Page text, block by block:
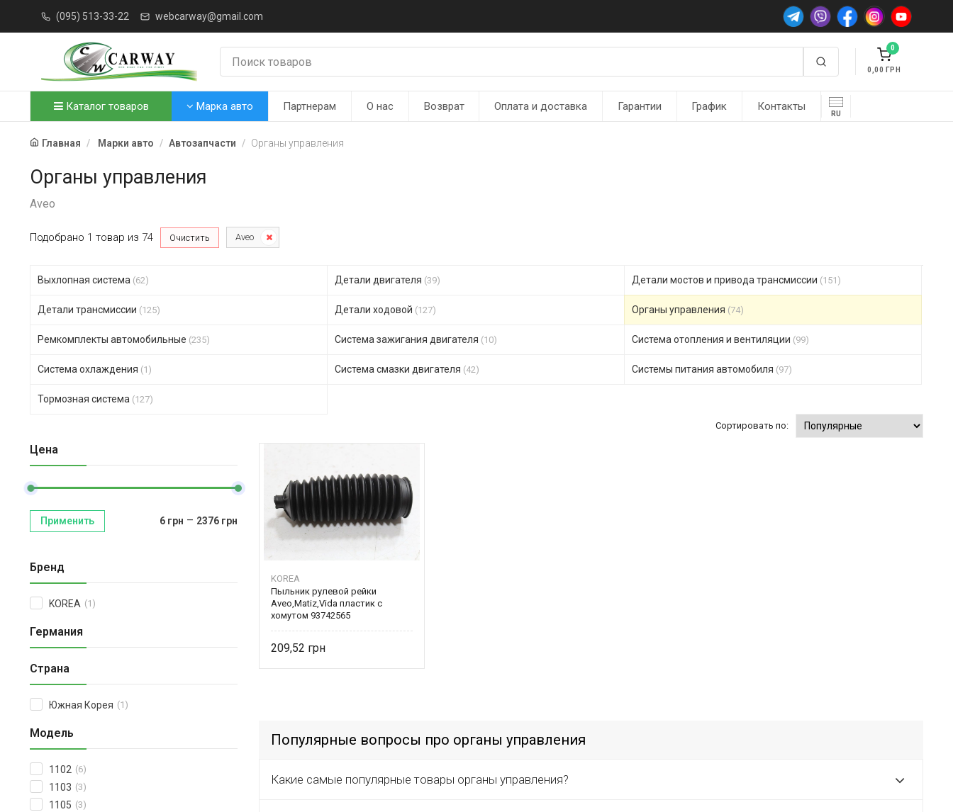
(095) 513-33-22 webcarway@gmail.com
0
0,00
Каталог товаров Марка авто Партнерам О нас Возврат Оплата и доставка Гарантии График Контакты
RU
Главная Марки авто Автозапчасти Органы управления
Органы управления
Aveo
Подобрано 1 товар из 74 Очистить Aveo
Выхлопная система (62) Детали двигателя (39) Детали мостов и привода трансмиссии (151)
Детали трансмиссии (125) Детали ходовой (127) Органы управления (74)
Ремкомплекты автомобильные (235) Система зажигания двигателя (10) Система отопления и вентиляции (99)
Система охлаждения (1) Система смазки двигателя (42) Системы питания автомобиля (97)
Тормозная система (127)
Цена
Применить 6грн – 2376грн
Бренд
KOREA (1)
Германия
Страна
Южная Корея (1)
Модель
1102 (6)
1103 (3)
1105 (3)
Сортировать по:
KOREA
Пыльник рулевой рейки
Aveo,Matiz,Vida пластик с
хомутом 93742565
209,52
Популярные вопросы про органы управления
Какие самые популярные товары органы управления?